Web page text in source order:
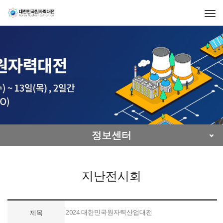
정보센터
지난전시회
제목 2024 대한민국원자력산업대전